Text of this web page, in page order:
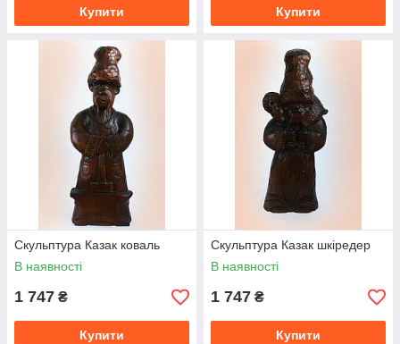
Купити Купити
Скульптура Казак коваль
В наявності
1 747 ₴
Купити
Скульптура Казак шкіредер
В наявності
1 747 ₴
Купити